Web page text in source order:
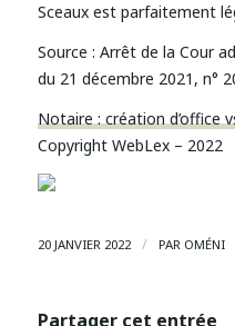
Sceaux est parfaitement
Source : Arrêt de la Cour
du 21 décembre 2021, n°
Notaire : création d’office
Copyright WebLex – 2022
20 JANVIER 2022 / PAR OMÉNI
Partager cet entrée